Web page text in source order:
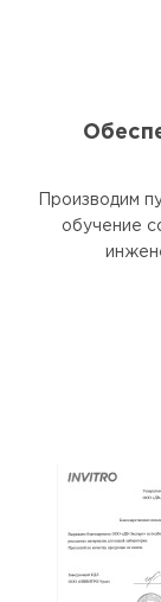
Производим
обучение